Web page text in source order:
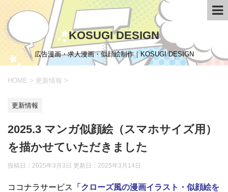
KOSUGI DESIGN
広告漫画・求人漫画・似顔絵制作｜KOSUGI DESIGN
HOME > 更新情報 >
更新情報
2025.3 マンガ似顔絵（スマホサイズ用）
を描かせていただきました
投稿日：2025年3月3日 更新日： 2025年3月14日
ココナラサービス
「クローズ風の漫画イラスト・似顔絵を